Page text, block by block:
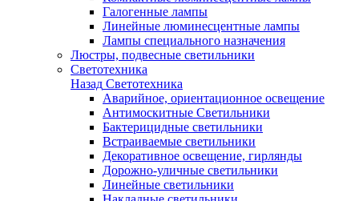
Галогенные лампы
Линейные люминесцентные лампы
Лампы специального назначения
Люстры, подвесные светильники
Светотехника
Назад Светотехника
Аварийное, ориентационное освещение
Антимоскитные Светильники
Бактерицидные светильники
Встраиваемые светильники
Декоративное освещение, гирлянды
Дорожно-уличные светильники
Линейные светильники